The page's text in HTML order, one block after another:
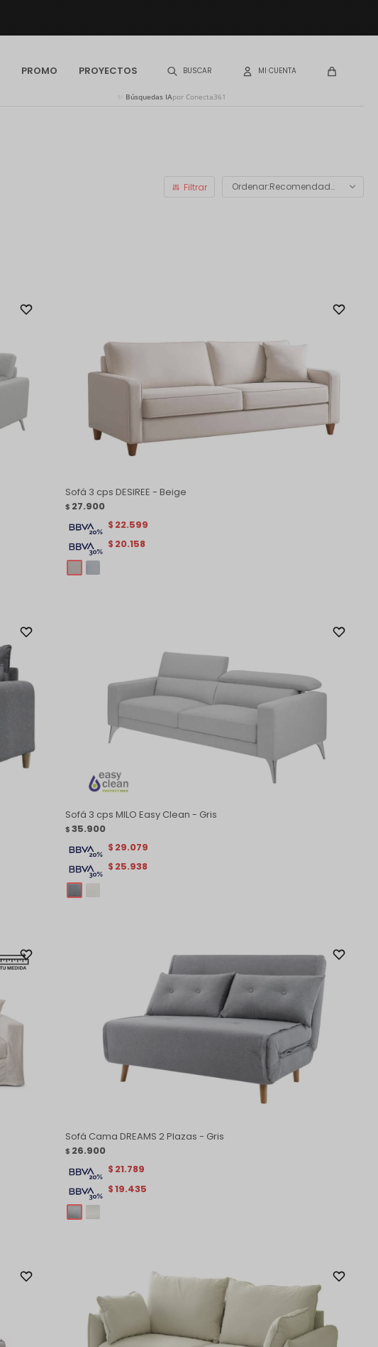
PROMO PROYECTOS
Búsquedas IApor Conecta361
Recomendados
Sofá 3 cps DESIREE - Beige
$ 27.900
$ 20.158
$ 22.599
Sofá 3 cps MILO Easy Clean - Gris
$ 35.900
$ 25.938
$ 29.079
Sofá Cama DREAMS 2 Plazas - Gris
$ 26.900
$19.435
$ 21.789